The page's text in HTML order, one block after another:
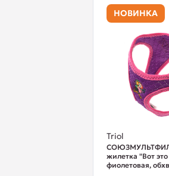
НОВИНКА
Triol
жилетка "Вот
фиолетовая,